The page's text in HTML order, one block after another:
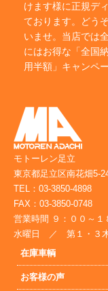
けます様に正規デ
ております。どう
いませ。当店では
にはお得な「全国
用半額」キャンペ
モトーレン足立
東京都足立区南花畑5-
TEL：03-3850-4898
FAX：03-3850-0748
営業時間 ９：００～１
水曜日 ／ 第１・３
在庫車輌
お客様の声